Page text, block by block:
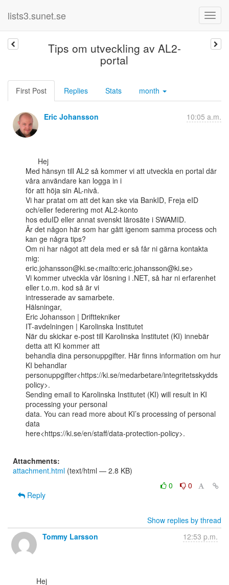
lists3.sunet.se
Tips om utveckling av AL2-
portal
First Post Replies Stats month
Eric Johansson 10:05 a.m.
Med hänsyn till AL2 så kommer vi att utveckla en portal där
våra användare kan logga in i
för att höja sin AL-nivå.
Vi har pratat om att det kan ske via BankID, Freja eID
och/eller federering mot AL2-konto
hos eduID eller annat svenskt lärosäte i SWAMID.
Är det någon här som har gått igenom samma process och
kan ge några tips?
Om ni har något att dela med er så får ni gärna kontakta
mig:
eric.johansson@ki.se<mailto:eric.johansson@ki.se>
Vi kommer utveckla vår lösning i .NET, så har ni erfarenhet
eller t.o.m. kod så är vi
intresserade av samarbete.
Hälsningar,
Eric Johansson | Drifttekniker
IT-avdelningen | Karolinska Institutet
När du skickar e-post till Karolinska Institutet (KI) innebär
detta att KI kommer att
behandla dina personuppgifter. Här finns information om hur
KI behandlar
personuppgifter<https://ki.se/medarbetare/integritetsskydds
policy>.
Sending email to Karolinska Institutet (KI) will result in KI
processing your personal
data. You can read more about KI’s processing of personal
data
here<https://ki.se/en/staff/data-protection-policy>.
Attachments:
attachment.html (text/html — 2.8 KB)
0
0
Reply
Show replies by thread
Tommy Larsson
12:53 p.m.